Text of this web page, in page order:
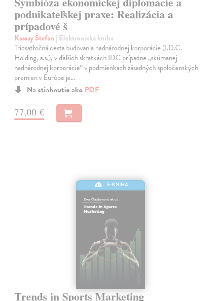
podnikateľskej praxe: Realizácia a
prípadové š
Kassay Štefan | Elektronická kniha
Tridsaťročná cesta budovania nadnárodnej korporácie (I.D.C.
Holding, a.s.), v ďalších skratkách IDC prípadne „skúmanej
nadnárodnej korporácie“ v podmienkach zásadných spoločenských
premien v Európe je…
Na stiahnutie ako PDF
77,00 €
E-KNIHA
Trends in Sports Marketing